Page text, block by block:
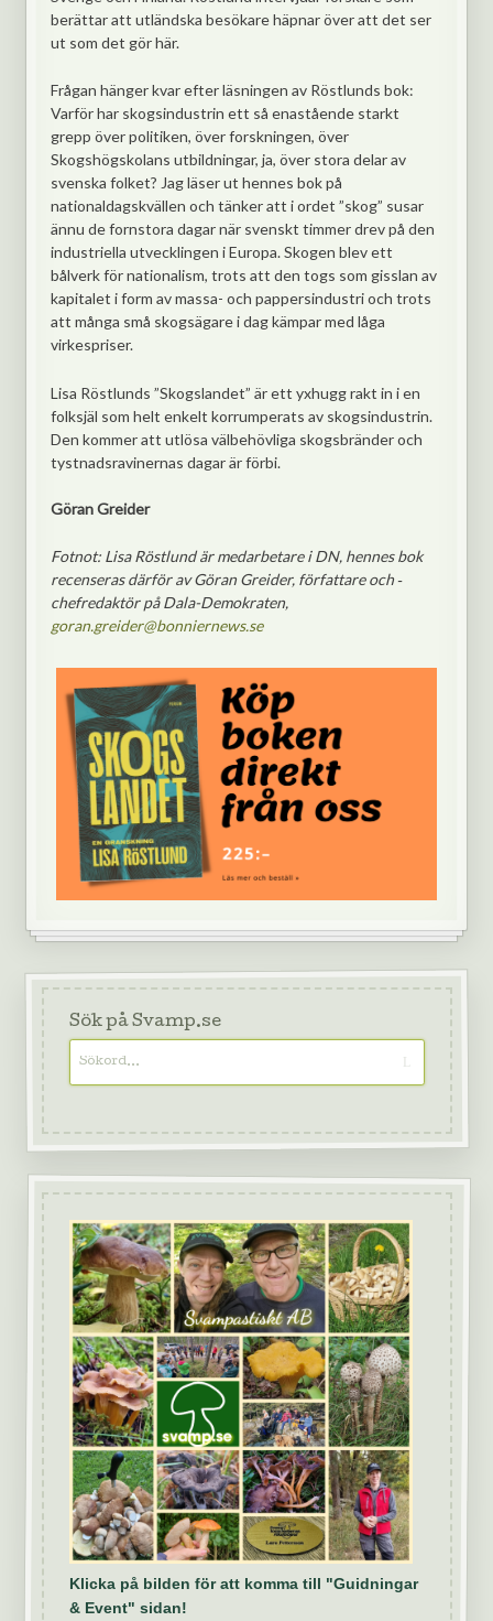
berättar att utländska besökare häpnar över att det ser
ut som det gör här.
Frågan hänger kvar efter läsningen av Röstlunds bok:
Varför har skogsindustrin ett så enastående starkt
grepp över politiken, över forskningen, över
Skogshögskolans utbildningar, ja, över stora delar av
svenska folket? Jag läser ut hennes bok på
nationaldagskvällen och tänker att i ordet ”skog” susar
ännu de fornstora dagar när svenskt timmer drev på den
industriella utvecklingen i Europa. Skogen blev ett
bålverk för nationalism, trots att den togs som gisslan av
kapitalet i form av massa- och pappersindustri och trots
att många små skogsägare i dag kämpar med låga
virkespriser.
Lisa Röstlunds ”Skogslandet” är ett yxhugg rakt in i en
folksjäl som helt enkelt korrumperats av skogsindustrin.
Den kommer att utlösa välbehövliga skogsbränder och
tystnadsravinernas dagar är förbi.
Göran Greider
Fotnot: Lisa Röstlund är medarbetare i DN, hennes bok
recenseras därför av Göran Greider, författare och ­
chefredaktör på Dala-Demokraten,
goran.greider@bonniernews.se
Sök på Svamp.se
Klicka på bilden för att komma till "Guidningar
& Event" sidan!